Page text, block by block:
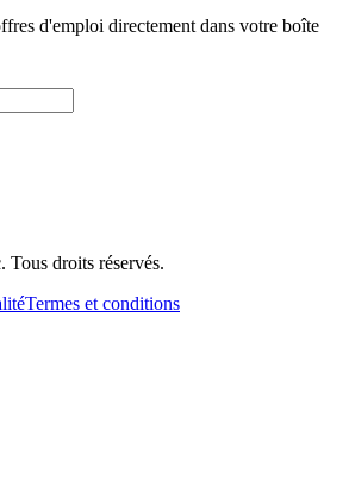
d'emploi directement dans votre boîte
Tous droits réservés.
Termes et conditions